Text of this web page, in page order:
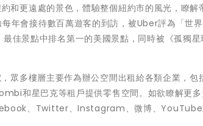
和更遠處的景色，體驗整個紐約市的風光，瞭解
年會接待數百萬遊客的到訪，被Uber評為「世
佳景點中排名第一的美國景點，同時被《孤獨星
，眾多樓層主要作為辦公空間出租給各類企業，
和星巴克等租戶提供零售空間。如欲瞭解更多
、Twitter、Instagram、微博、YouTube